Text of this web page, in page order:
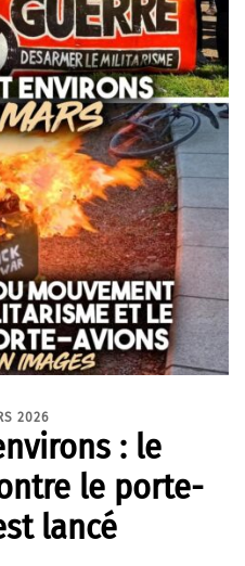
2026
: le
le porte-
lancé